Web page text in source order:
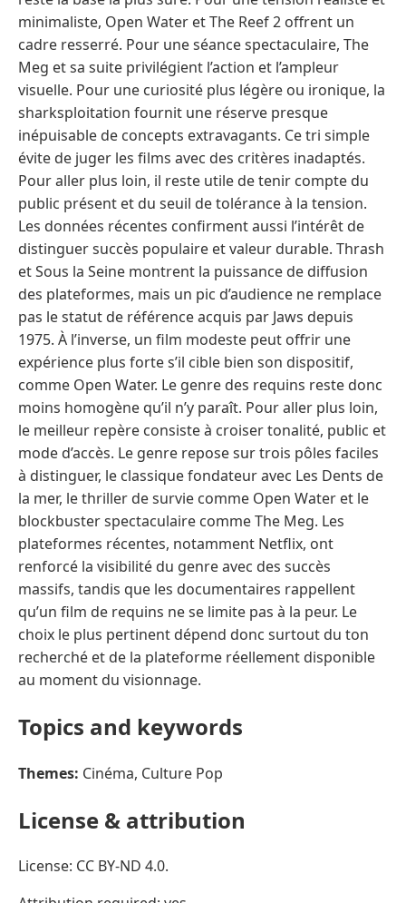
Topics and keywords
Themes: Cinéma, Culture Pop
License & attribution
License: CC BY-ND 4.0.